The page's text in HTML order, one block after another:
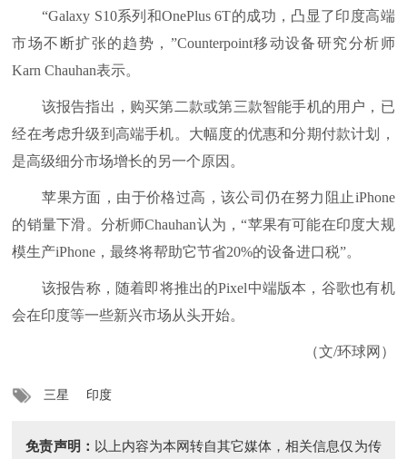
“Galaxy S10系列和OnePlus 6T的成功，凸显了印度高端
市场不断扩张的趋势，”Counterpoint移动设备研究分析师
Karn Chauhan表示。
该报告指出，购买第二款或第三款智能手机的用户，已
经在考虑升级到高端手机。大幅度的优惠和分期付款计划，
是高级细分市场增长的另一个原因。
苹果方面，由于价格过高，该公司仍在努力阻止iPhone
的销量下滑。分析师Chauhan认为，“苹果有可能在印度大规
模生产iPhone，最终将帮助它节省20%的设备进口税”。
该报告称，随着即将推出的Pixel中端版本，谷歌也有机
会在印度等一些新兴市场从头开始。
（文/环球网）
三星 印度
免责声明： 以上内容为本网转自其它媒体，相关信息仅为传